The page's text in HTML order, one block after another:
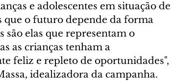
e adolescentes em situação de
que o futuro depende da forma
são elas que representam o
as crianças tenham a
feliz e repleto de oportunidades",
idealizadora da campanha.